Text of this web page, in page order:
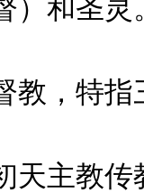
）和圣灵
教，特
天主教